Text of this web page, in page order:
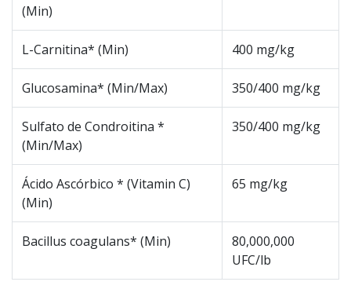
(Min)
L-Carnitina* (Min) 400 mg/kg
Glucosamina* (Min/Max) 350/400 mg/kg
Sulfato de Condroitina *
(Min/Max)
350/400 mg/kg
Ácido Ascórbico * (Vitamin C)
(Min)
65 mg/kg
Bacillus coagulans* (Min)
80,000,000
UFC/lb